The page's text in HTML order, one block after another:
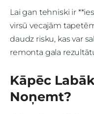
Lai gan tehniski ir
virsū vecajām
daudz risku, kas var
remonta gala
Kāpēc
Noņemt?